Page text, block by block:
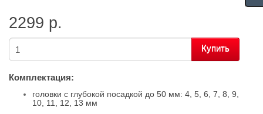
2299 р.
Купить
Комплектация:
головки с глубокой посадкой до 50 мм: 4, 5, 6, 7, 8, 9,
10, 11, 12, 13 мм